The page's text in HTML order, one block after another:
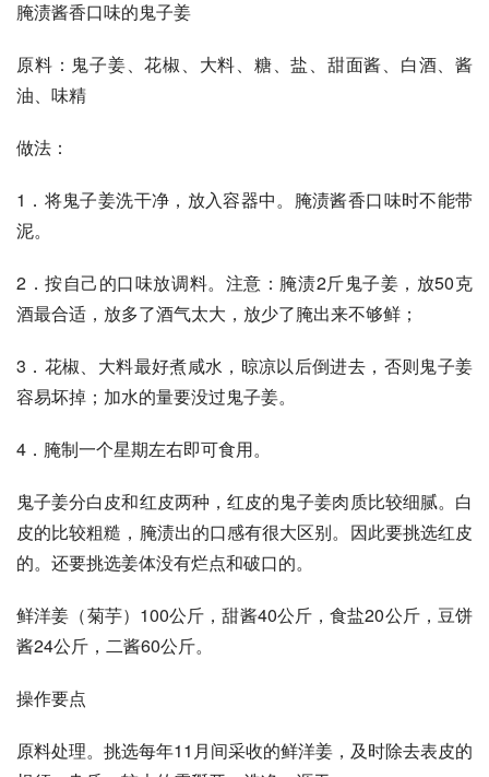
腌渍酱香口味的鬼子姜
原料：鬼子姜、花椒、大料、糖、盐、甜面酱、白酒、酱
油、味精
做法：
1．将鬼子姜洗干净，放入容器中。腌渍酱香口味时不能带
泥。
2．按自己的口味放调料。注意：腌渍2斤鬼子姜，放50克
酒最合适，放多了酒气太大，放少了腌出来不够鲜；
3．花椒、大料最好煮咸水，晾凉以后倒进去，否则鬼子姜
容易坏掉；加水的量要没过鬼子姜。
4．腌制一个星期左右即可食用。
鬼子姜分白皮和红皮两种，红皮的鬼子姜肉质比较细腻。白
皮的比较粗糙，腌渍出的口感有很大区别。因此要挑选红皮
的。还要挑选姜体没有烂点和破口的。
鲜洋姜（菊芋）100公斤，甜酱40公斤，食盐20公斤，豆饼
酱24公斤，二酱60公斤。
操作要点
原料处理。挑选每年11月间采收的鲜洋姜，及时除去表皮的